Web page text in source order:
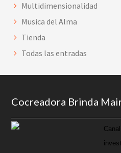
Multidimensionalidad
Musica del Alma
Tienda
Todas las entradas
Footer
Cocreadora Brinda